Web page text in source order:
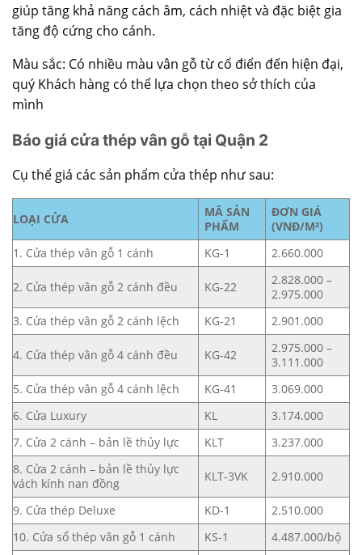
giúp tăng khả năng cách âm, cách nhiệt và đặc biệt gia
tăng độ cứng cho cánh.
Màu sắc: Có nhiều màu vân gỗ từ cổ điển đến hiện đại,
quý Khách hàng có thể lựa chọn theo sở thích của
mình
Báo giá cửa thép vân gỗ tại Quận 2
Cụ thể giá các sản phẩm cửa thép như sau:
LOẠI CỬA
MÃ SẢN
PHẨM
ĐƠN GIÁ
(VNĐ/M²)
1. Cửa thép vân gỗ 1 cánh
KG-1 2.660.000
2. Cửa thép vân gỗ 2 cánh đều KG-22
2.828.000 –
2.975.000
3. Cửa thép vân gỗ 2 cánh lệch
KG-21 2.901.000
4. Cửa thép vân gỗ 4 cánh đều KG-42
2.975.000 –
3.111.000
5. Cửa thép vân gỗ 4 cánh lệch
KG-41
3.069.000
6. Cửa Luxury
KL
3.174.000
7. Cửa 2 cánh – bản lề thủy lực
KLT
3.237.000
8. Cửa 2 cánh – bản lề thủy lực
vách kính nan đồng
KLT-3VK 2.910.000
9. Cửa thép Deluxe KD-1
2.510.000
10. Cửa sổ thép vân gỗ 1 cánh
KS-1
4.487.000/bộ